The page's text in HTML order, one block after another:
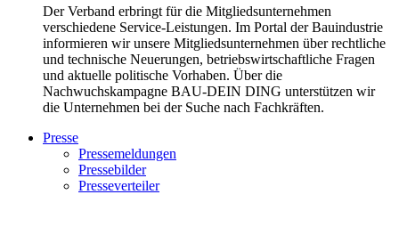
Der Verband erbringt für die Mitgliedsunternehmen
verschiedene Service-Leistungen. Im Portal der Bauindustrie
informieren wir unsere Mitgliedsunternehmen über rechtliche
und technische Neuerungen, betriebswirtschaftliche Fragen
und aktuelle politische Vorhaben. Über die
Nachwuchskampagne BAU-DEIN DING unterstützen wir
die Unternehmen bei der Suche nach Fachkräften.
Presse
Pressemeldungen
Pressebilder
Presseverteiler